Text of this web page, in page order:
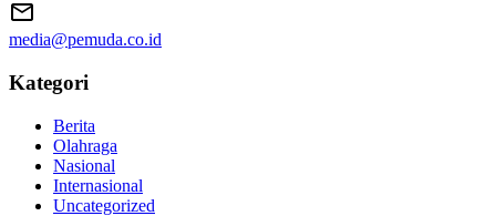
media@pemuda.co.id
Kategori
Berita
Olahraga
Nasional
Internasional
Uncategorized